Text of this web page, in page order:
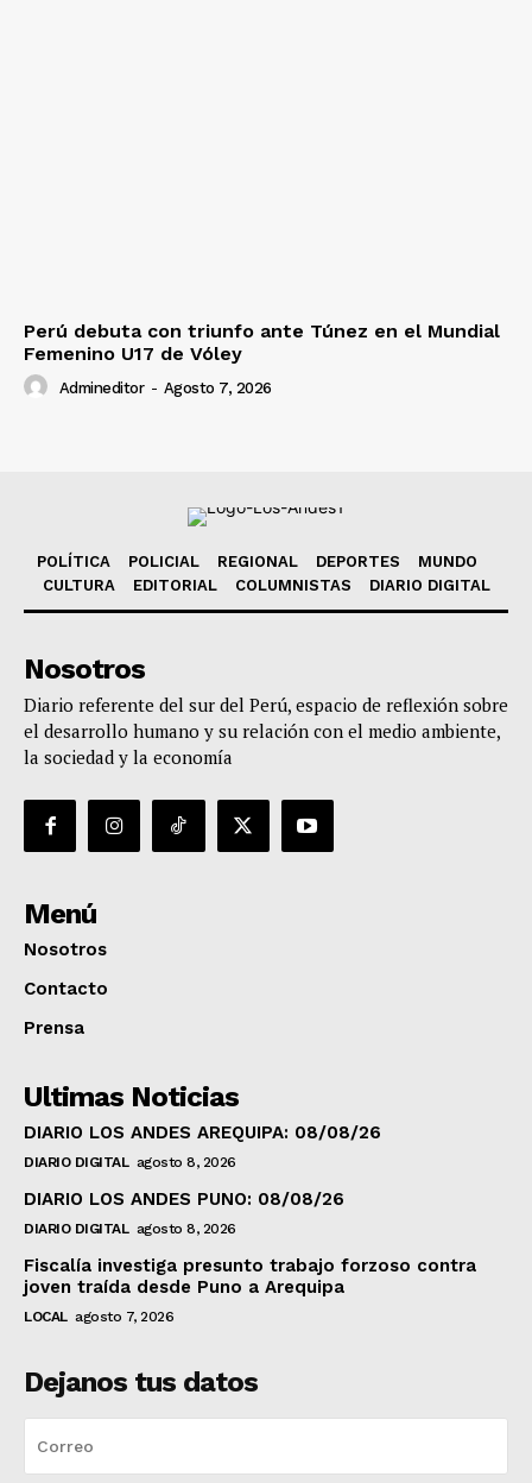
Perú debuta con triunfo ante Túnez en el Mundial
Femenino U17 de Vóley
Admineditor - Agosto 7, 2026
POLÍTICA POLICIAL REGIONAL DEPORTES
MUNDO
CULTURA
EDITORIAL COLUMNISTAS DIARIO DIGITAL
Nosotros
Diario referente del sur del Perú, espacio de reflexión sobre
el desarrollo humano y su relación con el medio ambiente,
la sociedad y la economía
Menú
Nosotros
Contacto
Prensa
Ultimas Noticias
DIARIO LOS ANDES AREQUIPA: 08/08/26
DIARIO DIGITAL agosto 8, 2026
DIARIO LOS ANDES PUNO: 08/08/26
DIARIO DIGITAL agosto 8, 2026
Fiscalía investiga presunto trabajo forzoso contra
joven traída desde Puno a Arequipa
LOCAL agosto 7, 2026
Dejanos tus datos